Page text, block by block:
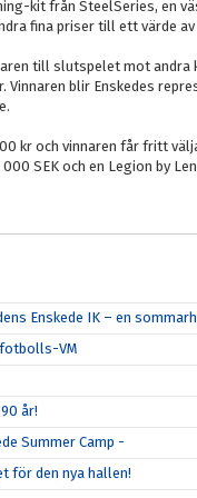
kit från SteelSeries, en
fina priser till ett värde av
till slutspelet mot andra
Vinnaren blir Enskedes
kr och vinnaren får fritt
SEK och en Legion by
Enskede IK – en
VM
år!
Summer Camp -
för den nya hallen!